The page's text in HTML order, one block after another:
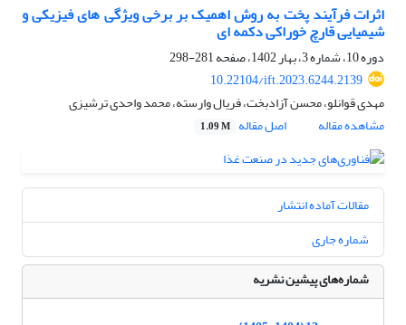
اثرات فرآیند پخت به روش اهمیک بر برخی ویژگی های فیزیکی و
شیمیایی قارچ خوراکی دکمه ای
دوره 10، شماره 3، بهار 1402، صفحه
281-298
10.22104/ift.2023.6244.2139
مهدی قوانلو، محسن آزادبخت، فریال وارسته، محمد واحدی ترشیزی
مشاهده مقاله
اصل مقاله 1.09 M
مقالات آماده انتشار
شماره جاری
شماره‌های پیشین نشریه